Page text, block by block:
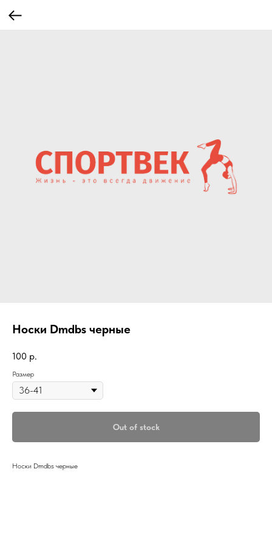
Носки Dmdbs черные
100 р.
Размер
Out of stock
Носки Dmdbs черные